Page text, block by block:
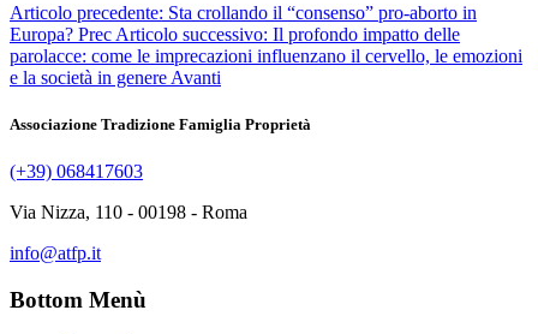
Articolo precedente: Sta crollando il “consenso” pro-aborto in
Europa? Prec Articolo successivo: Il profondo impatto delle
parolacce: come le imprecazioni influenzano il cervello, le emozioni
e la società in genere Avanti
Associazione Tradizione Famiglia Proprietà
(+39) 068417603
Via Nizza, 110 - 00198 - Roma
info@atfp.it
Bottom Menù